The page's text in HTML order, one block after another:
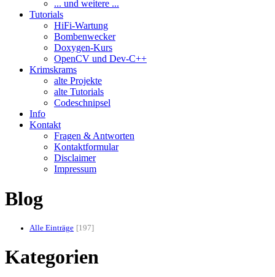
... und weitere ...
Tutorials
HiFi-Wartung
Bombenwecker
Doxygen-Kurs
OpenCV und Dev-C++
Krimskrams
alte Projekte
alte Tutorials
Codeschnipsel
Info
Kontakt
Fragen & Antworten
Kontaktformular
Disclaimer
Impressum
Blog
Alle Einträge 197
Kategorien